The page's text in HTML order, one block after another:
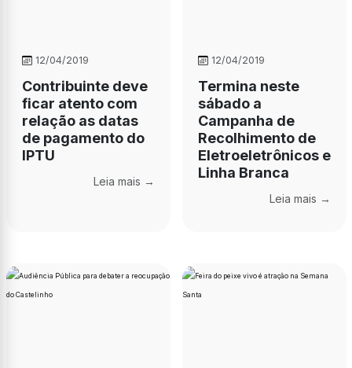
12/04/2019
Contribuinte deve
ficar atento com
relação as datas
de pagamento do
IPTU
Leia mais →
12/04/2019
Termina neste
sábado a
Campanha de
Recolhimento de
Eletroeletrônicos e
Linha Branca
Leia mais →